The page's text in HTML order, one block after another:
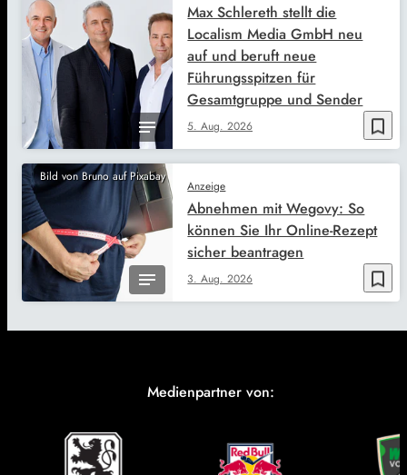
bookmark_border
5. Aug. 2026
Max Schlereth stellt die
Localism Media GmbH neu
auf und beruft neue
Führungsspitzen für
Gesamtgruppe und Sender
Bild von Bruno auf Pixabay
bookmark_border
Anzeige
3. Aug. 2026
Abnehmen mit Wegovy: So
können Sie Ihr Online-Rezept
sicher beantragen
Medienpartner von: